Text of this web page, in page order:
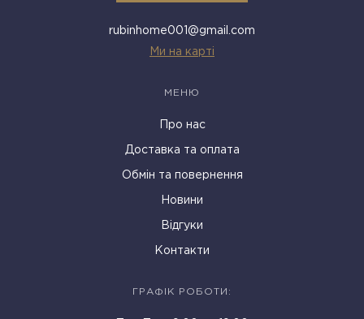
rubinhome001@gmail.com
Ми на карті
МЕНЮ
Про нас
Доставка та оплата
Обмін та повернення
Новини
Відгуки
Контакти
ГРАФІК РОБОТИ: